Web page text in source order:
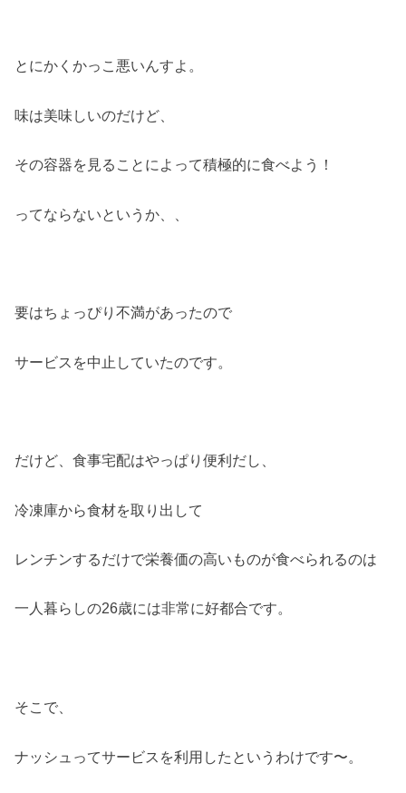
とにかくかっこ悪いんすよ。
味は美味しいのだけど、
その容器を見ることによって積極的に食べよう！
ってならないというか、、
要はちょっぴり不満があったので
サービスを中止していたのです。
だけど、食事宅配はやっぱり便利だし、
冷凍庫から食材を取り出して
レンチンするだけで栄養価の高いものが食べられるのは
一人暮らしの26歳には非常に好都合です。
そこで、
ナッシュってサービスを利用したというわけです〜。